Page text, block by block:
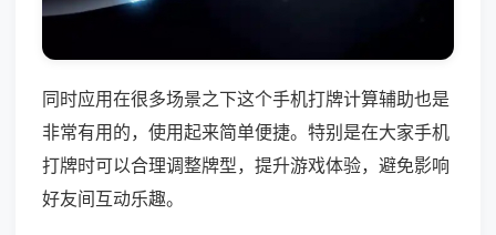
同时应用在很多场景之下这个手机打牌计算辅助也是
非常有用的，使用起来简单便捷。特别是在大家手机
打牌时可以合理调整牌型，提升游戏体验，避免影响
好友间互动乐趣。